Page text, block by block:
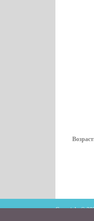
Copyright ©